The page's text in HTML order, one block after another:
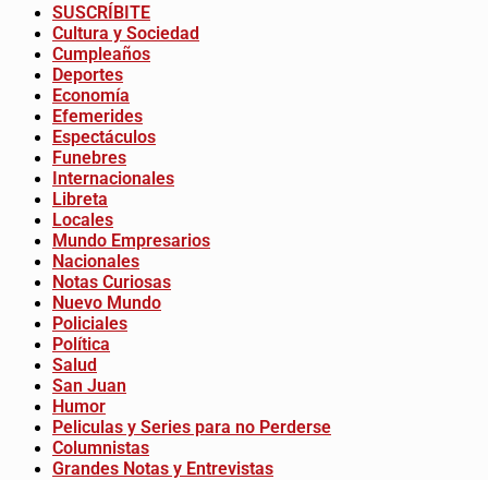
SUSCRÍBITE
Cultura y Sociedad
Cumpleaños
Deportes
Economía
Efemerides
Espectáculos
Funebres
Internacionales
Libreta
Locales
Mundo Empresarios
Nacionales
Notas Curiosas
Nuevo Mundo
Policiales
Política
Salud
San Juan
Humor
Peliculas y Series para no Perderse
Columnistas
Grandes Notas y Entrevistas